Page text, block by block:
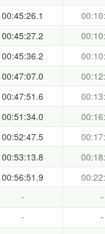
00:45:26.1
00:45:27.2
00:45:36.2
00:47:07.0
00:47:51.6
00:51:34.0
00:52:47.5
00:53:13.8
00:56:51.9
- -
- -